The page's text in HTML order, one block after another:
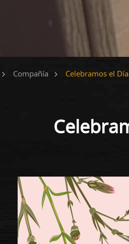
Compañía Celebramos el